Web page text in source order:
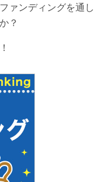
ァンディングを通し
？